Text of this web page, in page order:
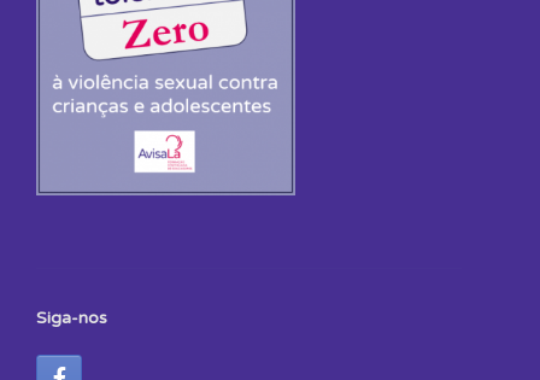
Siga-nos